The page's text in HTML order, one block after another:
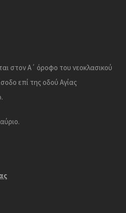
στον Α΄ όροφο του νεοκλασικού
επί της οδού Αγίας